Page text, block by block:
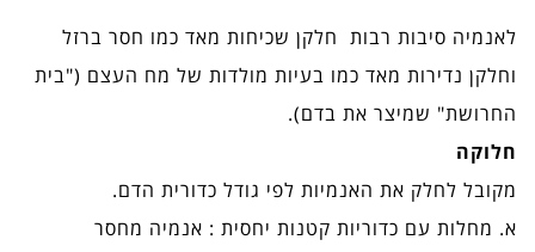
לאנמיה סיבות רבות חלקן שכיחות מאד כמו חסר ברזל
וחלקן נדירות מאד כמו בעיות מולדות של מח העצם ("בית
החרושת" שמיצר את בדם).
חלוקה
מקובל לחלק את האנמיות לפי גודל כדורית הדם.
א. מחלות עם כדוריות קטנות יחסית : אנמיה מחסר